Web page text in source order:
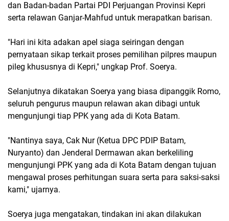
dan Badan-badan Partai PDI Perjuangan Provinsi Kepri
serta relawan Ganjar-Mahfud untuk merapatkan barisan.
"Hari ini kita adakan apel siaga seiringan dengan
pernyataan sikap terkait proses pemilihan pilpres maupun
pileg khususnya di Kepri," ungkap Prof. Soerya.
Selanjutnya dikatakan Soerya yang biasa dipanggik Romo,
seluruh pengurus maupun relawan akan dibagi untuk
mengunjungi tiap PPK yang ada di Kota Batam.
"Nantinya saya, Cak Nur (Ketua DPC PDIP Batam,
Nuryanto) dan Jenderal Dermawan akan berkeliling
mengunjungi PPK yang ada di Kota Batam dengan tujuan
mengawal proses perhitungan suara serta para saksi-saksi
kami," ujarnya.
Soerya juga mengatakan, tindakan ini akan dilakukan